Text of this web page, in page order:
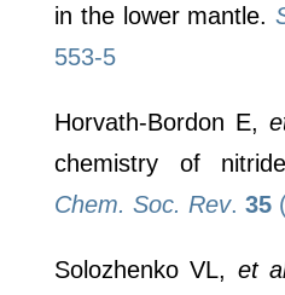
in the lower mantle.
553-5
Horvath-Bordon E,
chemistry of
Chem. Soc. Rev. 35
Solozhenko VL, et